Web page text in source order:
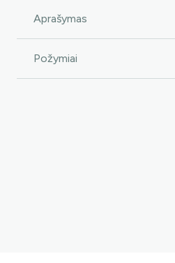
Aprašymas
Požymiai